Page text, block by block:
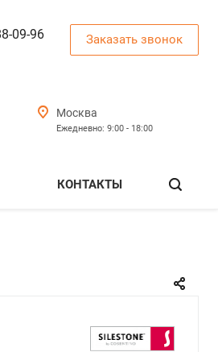
09-96 Заказать звонок
Москва
Ежедневно: 9:00 - 18:00
КОНТАКТЫ